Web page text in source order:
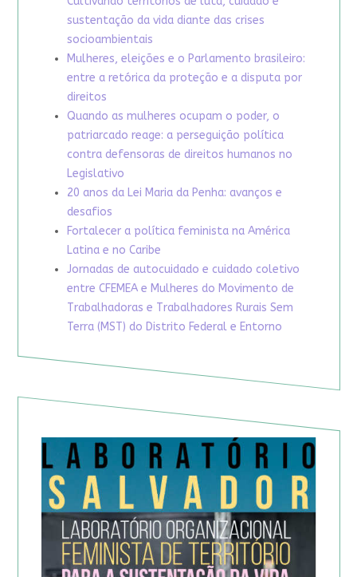
sustentação da vida diante das crises
socioambientais
Mulheres, eleições e o Parlamento brasileiro:
entre a retórica da proteção e a disputa por
direitos
Quando as mulheres ocupam o poder, o
patriarcado reage: a perseguição política
contra defensoras de direitos humanos no
Legislativo
20 anos da Lei Maria da Penha: avanços e
desafios
Fortalecer a política feminista na América
Latina e no Caribe
Jornadas de autocuidado e cuidado coletivo
entre CFEMEA e Mulheres do Movimento de
Trabalhadoras e Trabalhadores Rurais Sem
Terra (MST) do Distrito Federal e Entorno